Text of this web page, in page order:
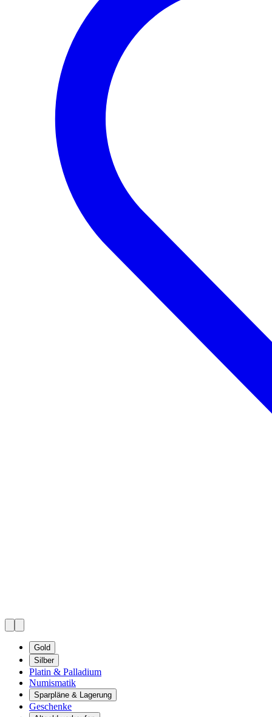
Gold
Silber
Platin & Palladium
Numismatik
Sparpläne & Lagerung
Geschenke